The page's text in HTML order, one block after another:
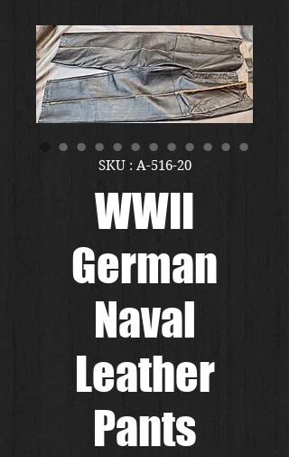
SKU : A-516-20
WWII
German
Naval
Leather
Pants